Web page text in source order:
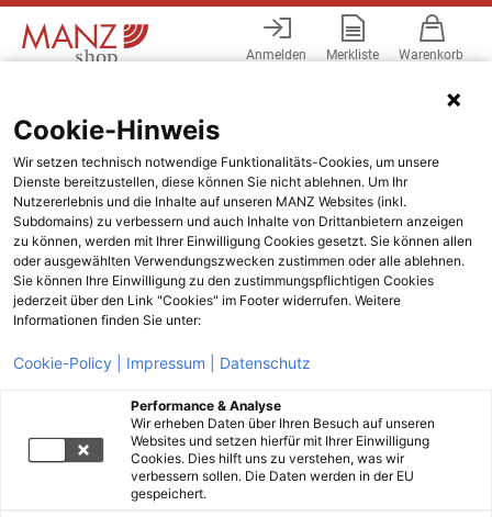
Anmelden Merkliste Warenkorb
Cookie-Hinweis
Wir setzen technisch notwendige Funktionalitäts-Cookies, um unsere
Dienste bereitzustellen, diese können Sie nicht ablehnen. Um Ihr
Nutzererlebnis und die Inhalte auf unseren MANZ Websites (inkl.
Subdomains) zu verbessern und auch Inhalte von Drittanbietern anzeigen
zu können, werden mit Ihrer Einwilligung Cookies gesetzt. Sie können allen
oder ausgewählten Verwendungszwecken zustimmen oder alle ablehnen.
Sie können Ihre Einwilligung zu den zustimmungspflichtigen Cookies
jederzeit über den Link "Cookies" im Footer widerrufen. Weitere
Informationen finden Sie unter:
Cookie-Policy | Impressum | Datenschutz
Performance & Analyse
Wir erheben Daten über Ihren Besuch auf unseren
Websites und setzen hierfür mit Ihrer Einwilligung
Cookies. Dies hilft uns zu verstehen, was wir
verbessern sollen. Die Daten werden in der EU
gespeichert.